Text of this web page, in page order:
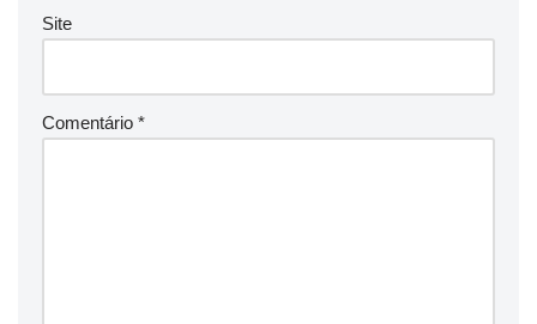
Site
Comentário *